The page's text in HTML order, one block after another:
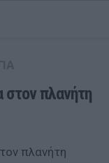
στον πλανήτη